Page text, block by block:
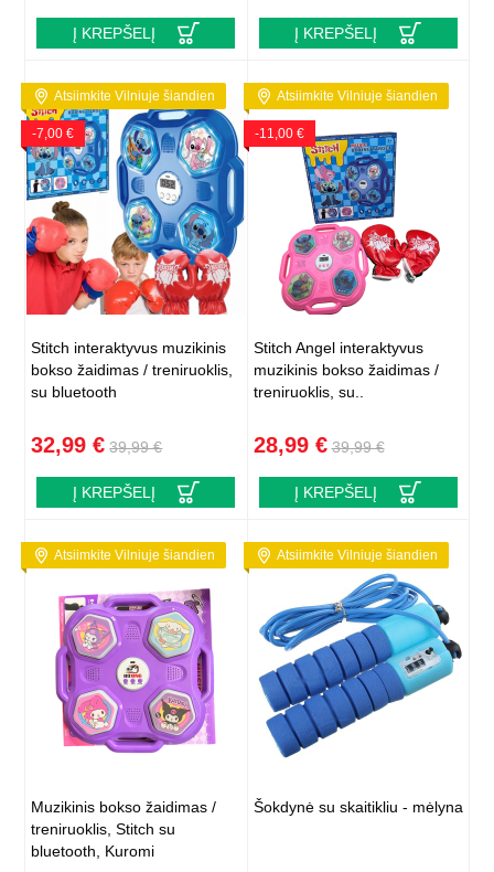
Į KREPŠELĮ Į KREPŠELĮ
Atsiimkite Vilniuje šiandien
-7,00 €
Stitch interaktyvus muzikinis
bokso žaidimas / treniruoklis,
su bluetooth
32,99 € 39,99 €
Į KREPŠELĮ
Atsiimkite Vilniuje šiandien
-11,00 €
Stitch Angel interaktyvus
muzikinis bokso žaidimas /
treniruoklis, su..
28,99 € 39,99 €
Į KREPŠELĮ
Atsiimkite Vilniuje šiandien
Muzikinis bokso žaidimas /
treniruoklis, Stitch su
bluetooth, Kuromi
Atsiimkite Vilniuje šiandien
Šokdynė su skaitikliu - mėlyna